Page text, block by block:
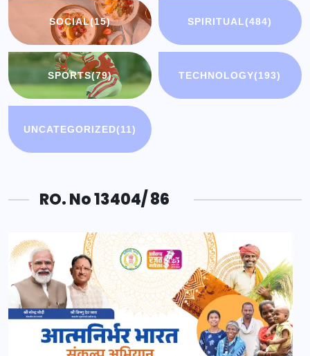
SOCIAL(15) SPIRITUAL(484)
SPORTS(79) TECHNOLOGY(193)
UNCATEGORIZED(11)
RO. No 13404/ 86